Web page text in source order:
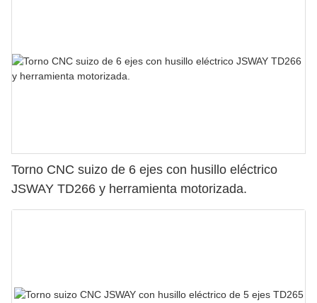
Torno CNC suizo de 6 ejes con husillo eléctrico
JSWAY TD266 y herramienta motorizada.